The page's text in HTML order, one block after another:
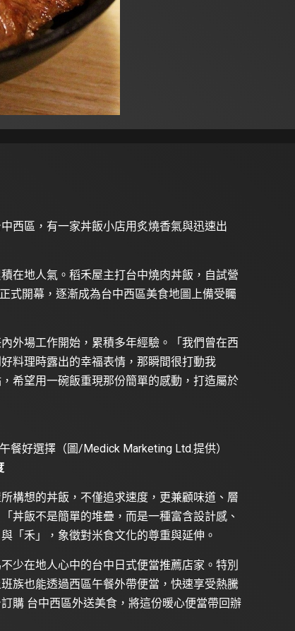
西區，有一家丼飯小店用炙燒香氣與迅速出
在地人氣。稻禾屋主打台中燒肉丼飯，自試營
式開幕，逐漸成為台中西區美食地圖上備受矚
外場工作開始，累積多年經驗。「我們曾在西
料理時露出的幸福表情，那瞬間很打動我
希望用一碗飯重現那份簡單的感動，打造屬於
餐好選擇（圖/Medick Marketing Ltd.提供）
構想的丼飯，不僅追求速度，更兼顧味道、層
丼飯不是簡單的堆疊，而是一種富含設計感、
「禾」，象徵對米食文化的尊重與延伸。
少在地人心中的台中日式便當推薦店家。特別
族也能透過西區午餐外帶便當，快速享受熱騰
購 台中西區外送美食，將這份暖心便當帶回辦